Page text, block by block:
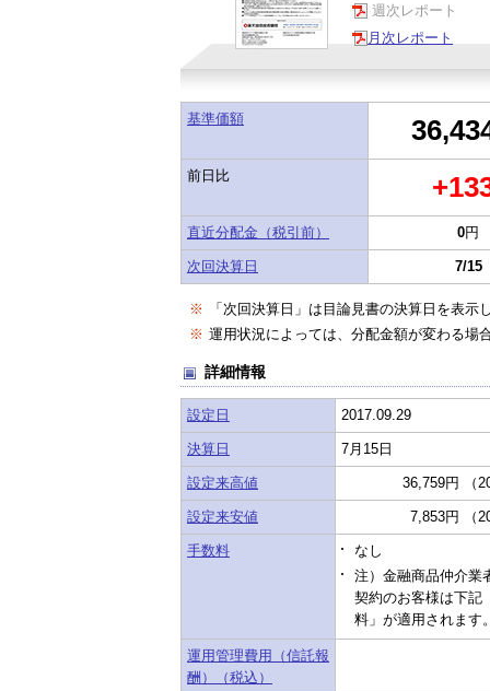
週次レポート
月次レポート
基準価額
前日比
直近分配金（税引前） 0円
次回決算日 7/15
※
「次回決算日」は目論見書の決算日を表示
※ 運用状況によっては、分配金額が変わる場
詳細情報
設定日 2017.09.29
決算日 7月15日
設定来高値 36,759円 （
設定来安値 7,853円 （
手数料
なし
注）金融商品仲介業
契約のお客様は下記
料」が適用されます
運用管理費用（信託報
酬）（税込）